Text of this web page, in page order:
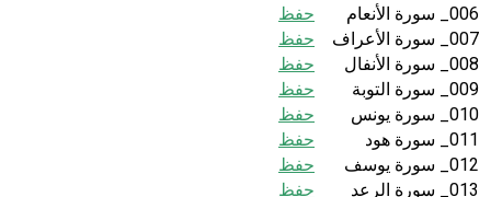
006_ سورة الأنعام
حفظ
007_ سورة الأعراف
حفظ
008_ سورة الأنفال
حفظ
009_ سورة التوبة
حفظ
010_ سورة يونس
حفظ
011_ سورة هود
حفظ
012_ سورة يوسف
حفظ
013_ سورة الرعد
حفظ